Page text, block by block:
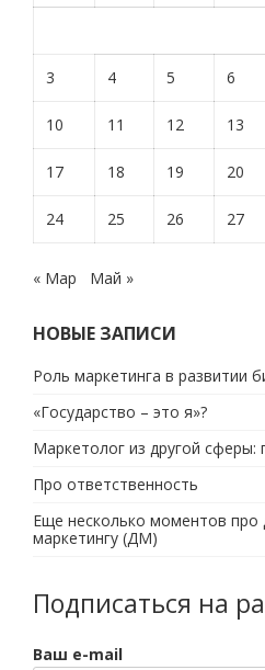
3 4 5 6
10 11 12 13
17 18 19 20
24 25 26 27
« Мар Май »
НОВЫЕ ЗАПИСИ
Роль маркетинга в развитии
«Государство – это я»?
Маркетолог из другой сферы:
Про ответственность
Еще несколько моментов про
маркетингу (ДМ)
Подписаться на
Ваш e-mail